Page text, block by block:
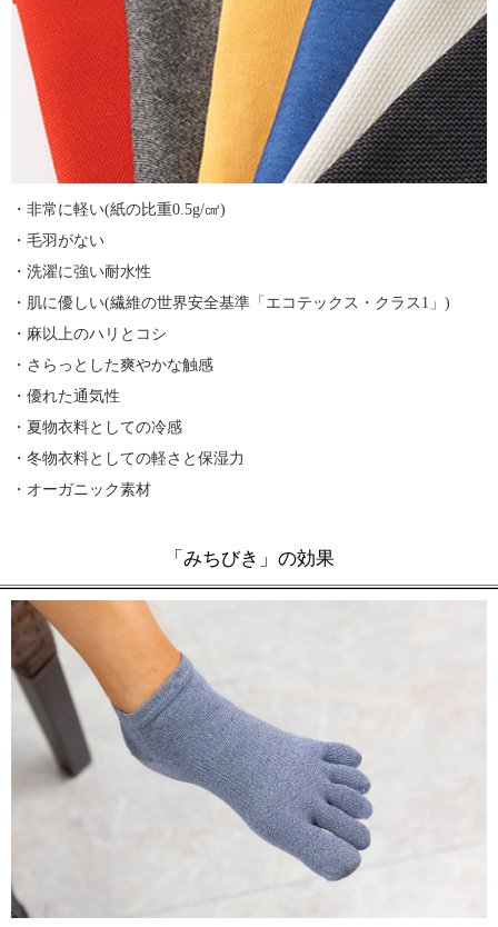
・非常に軽い(紙の比重0.5g/㎤)
・毛羽がない
・洗濯に強い耐水性
・肌に優しい(繊維の世界安全基準「エコテックス・クラス1」)
・麻以上のハリとコシ
・さらっとした爽やかな触感
・優れた通気性
・夏物衣料としての冷感
・冬物衣料としての軽さと保湿力
・オーガニック素材
「みちびき」の効果